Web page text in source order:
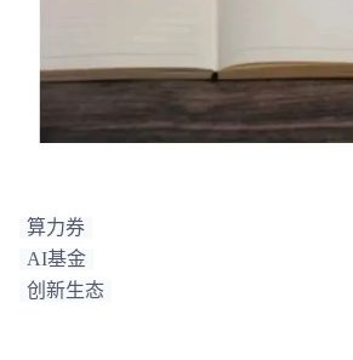
算力券
AI基金
创新生态